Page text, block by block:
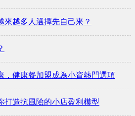
來越多人選擇先自己來？
，健康餐加盟成為小資熱門選項
打造抗風險的小店盈利模型